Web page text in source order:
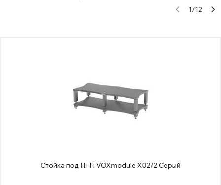
1/12
Стойка под Hi-Fi VOXmodule X02/2 Серый